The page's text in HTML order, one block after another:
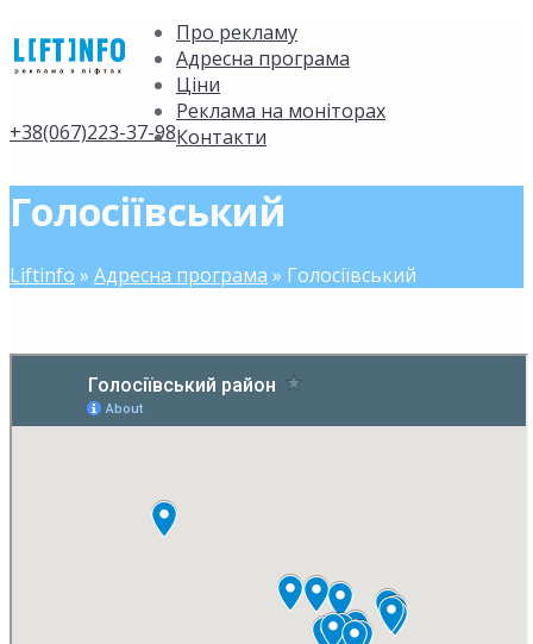
+38(067)223-37-98
Про рекламу
Адресна програма
Ціни
Реклама на моніторах
Контакти
Голосіївський
Liftinfo » Адресна програма » Голосіївський